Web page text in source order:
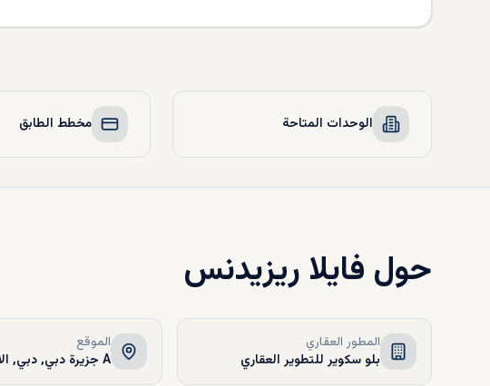
الوحدات المتاحة مخطط الطابق
حول فايلا ريزيدنس
المطور العقاري
بلو سكوير للتطوير العقاري
الموقع
A جزيرة دبي, دبي, الامارات